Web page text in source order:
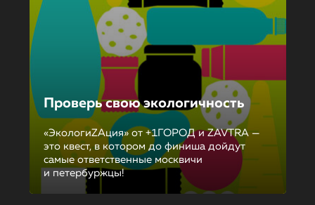
Проверь свою экологичность
«ЭкологиZAция» от +1ГОРОД и ZAVTRA —
это квест, в котором до финиша дойдут
самые ответственные москвичи
и петербуржцы!